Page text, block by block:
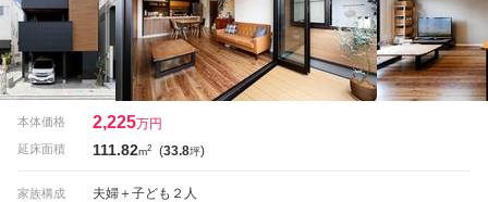
本体価格 2,225万円
延床面積 111.82m2 (33.8坪)
家族構成 夫婦＋子ども２人